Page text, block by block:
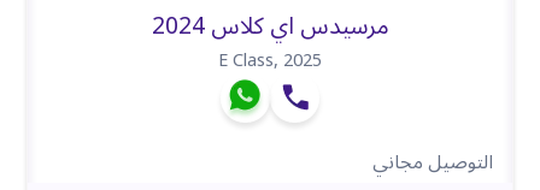
مرسيدس اي كلاس 2024
E Class,2025
التوصيل مجاني